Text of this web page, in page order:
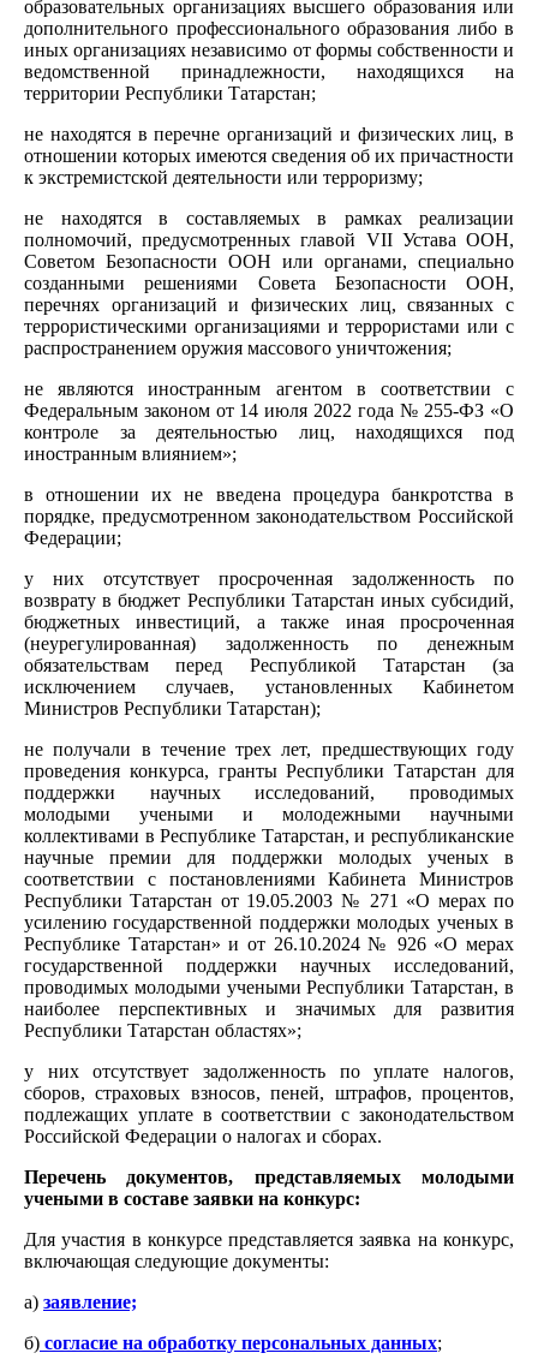
образовательных организациях высшего образования или
дополнительного профессионального образования либо в
иных организациях независимо от формы собственности и
ведомственной принадлежности, находящихся на
территории Республики Татарстан;
не находятся в перечне организаций и физических лиц, в
отношении которых имеются сведения об их причастности
к экстремистской деятельности или терроризму;
не находятся в составляемых в рамках реализации
полномочий, предусмотренных главой VII Устава ООН,
Советом Безопасности ООН или органами, специально
созданными решениями Совета Безопасности ООН,
перечнях организаций и физических лиц, связанных с
террористическими организациями и террористами или с
распространением оружия массового уничтожения;
не являются иностранным агентом в соответствии с
Федеральным законом от 14 июля 2022 года № 255-ФЗ «О
контроле за деятельностью лиц, находящихся под
иностранным влиянием»;
в отношении их не введена процедура банкротства в
порядке, предусмотренном законодательством Российской
Федерации;
у них отсутствует просроченная задолженность по
возврату в бюджет Республики Татарстан иных субсидий,
бюджетных инвестиций, а также иная просроченная
(неурегулированная) задолженность по денежным
обязательствам перед Республикой Татарстан (за
исключением случаев, установленных Кабинетом
Министров Республики Татарстан);
не получали в течение трех лет, предшествующих году
проведения конкурса, гранты Республики Татарстан для
поддержки научных исследований, проводимых
молодыми учеными и молодежными научными
коллективами в Республике Татарстан, и республиканские
научные премии для поддержки молодых ученых в
соответствии с постановлениями Кабинета Министров
Республики Татарстан от 19.05.2003 № 271 «О мерах по
усилению государственной поддержки молодых ученых в
Республике Татарстан» и от 26.10.2024 № 926 «О мерах
государственной поддержки научных исследований,
проводимых молодыми учеными Республики Татарстан, в
наиболее перспективных и значимых для развития
Республики Татарстан областях»;
у них отсутствует задолженность по уплате налогов,
сборов, страховых взносов, пеней, штрафов, процентов,
подлежащих уплате в соответствии с законодательством
Российской Федерации о налогах и сборах.
Перечень документов, представляемых молодыми
учеными в составе заявки на конкурс:
Для участия в конкурсе представляется заявка на конкурс,
включающая следующие документы:
а) заявление;
б) согласие на обработку персональных данных;